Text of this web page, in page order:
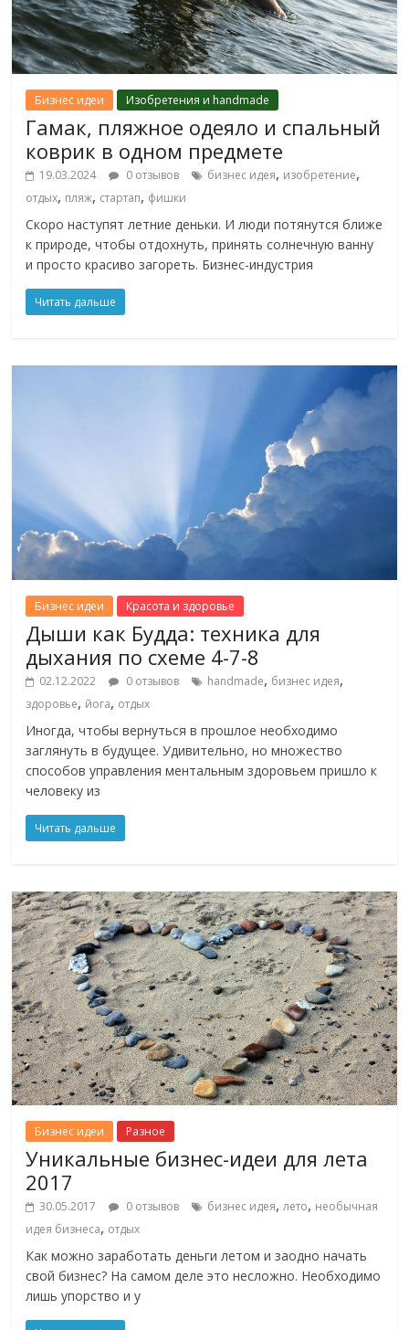
Бизнес идеи Изобретения и handmade
Гамак, пляжное одеяло и спальный
коврик в одном предмете
19.03.2024 0 отзывов бизнес идея, изобретение,
отдых, пляж, стартап, фишки
Скоро наступят летние деньки. И люди потянутся ближе
к природе, чтобы отдохнуть, принять солнечную ванну
и просто красиво загореть. Бизнес-индустрия
Читать дальше
Бизнес идеи Красота и здоровье
Дыши как Будда: техника для
дыхания по схеме 4-7-8
02.12.2022 0 отзывов handmade, бизнес идея,
здоровье, йога, отдых
Иногда, чтобы вернуться в прошлое необходимо
заглянуть в будущее. Удивительно, но множество
способов управления ментальным здоровьем пришло к
человеку из
Читать дальше
Бизнес идеи Разное
Уникальные бизнес-идеи для лета
2017
30.05.2017 0 отзывов бизнес идея,лето, необычная
идея бизнеса, отдых
Как можно заработать деньги летом и заодно начать
свой бизнес? На самом деле это несложно. Необходимо
лишь упорство и у